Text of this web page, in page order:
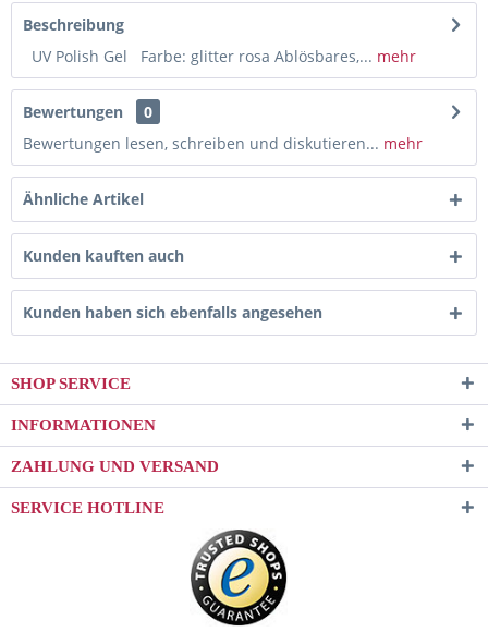
Beschreibung
UV Polish Gel Farbe: glitter rosa Ablösbares,... mehr
Bewertungen
0
Bewertungen lesen, schreiben und diskutieren... mehr
Ähnliche Artikel
Kunden kauften auch
Kunden haben sich ebenfalls angesehen
SHOP SERVICE
INFORMATIONEN
ZAHLUNG UND VERSAND
SERVICE HOTLINE